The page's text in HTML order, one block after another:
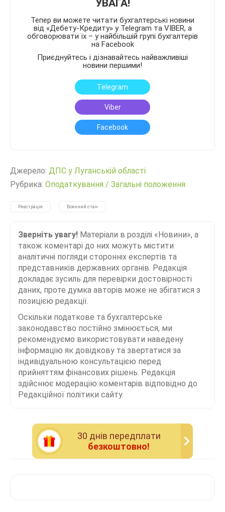
УВАГА!
Тепер ви можете читати бухгалтерські новини
від «Дебету-Кредиту» у Telegram та VIBER, а
обговорювати їх – у найбільшій групі бухгалтерів
на Facebook
Приєднуйтесь і дізнавайтесь найважливіші
новини першими!
Telegram
Viber
Facebook
Джерело: ДПС у Луганській області
Рубрика: Оподаткування / Загальні положення
Реєстрація Воєнний стан
Зверніть увагу! Матеріали в розділі «Новини», а
також коментарі до них можуть містити
аналітичні погляди сторонніх експертів та
представників державних органів. Редакція
докладає зусиль для перевірки достовірності
даних, проте думка авторів може не збігатися з
позицією редакції.
Оскільки податкове та бухгалтерське
законодавство постійно змінюється, ми
рекомендуємо використовувати наведену
інформацію як довідкову та звертатися за
індивідуальною консультацією перед
прийняттям фінансових рішень. Редакція
здійснює модерацію коментарів відповідно до
Редакційної політики сайту.
30 днiв передплати
безкоштовно!